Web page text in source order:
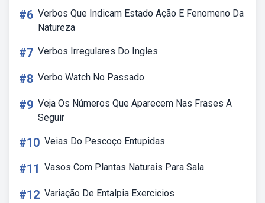
#6 Verbos Que Indicam Estado Ação E Fenomeno Da
Natureza
#7 Verbos Irregulares Do Ingles
#8 Verbo Watch No Passado
#9 Veja Os Números Que Aparecem Nas Frases A
Seguir
#10 Veias Do Pescoço Entupidas
#11 Vasos Com Plantas Naturais Para Sala
#12 Variação De Entalpia Exercicios